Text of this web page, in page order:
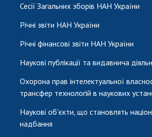
Сесії Загальних зборів НАН України
Річні звіти НАН України
Річні фінансові звіти НАН України
Наукові публікації та видавнича
Охорона прав інтелектуальної
трансфер технологій в наукових
Наукові об'єкти, що становлять
надбання